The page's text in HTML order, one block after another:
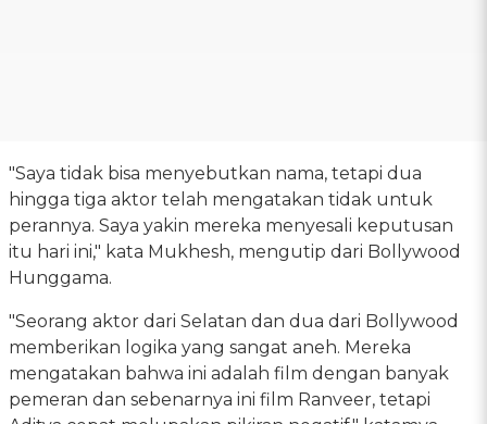
"Saya tidak bisa menyebutkan nama, tetapi dua
hingga tiga aktor telah mengatakan tidak untuk
perannya. Saya yakin mereka menyesali keputusan
itu hari ini," kata Mukhesh, mengutip dari Bollywood
Hunggama.
"Seorang aktor dari Selatan dan dua dari Bollywood
memberikan logika yang sangat aneh. Mereka
mengatakan bahwa ini adalah film dengan banyak
pemeran dan sebenarnya ini film Ranveer, tetapi